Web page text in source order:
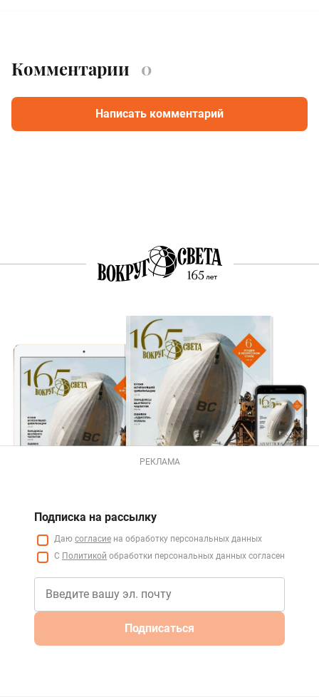
Комментарии 0
Написать комментарий
РЕКЛАМА
Подписка на рассылку
Даю согласие на обработку персональных данных
С Политикой обработки персональных данных согласен
Подписаться